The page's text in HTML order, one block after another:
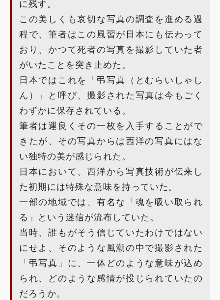
に残す。
この美しくも哀切な写真の調査を進める過
程で、筆者はこの風習が日本にも伝わって
おり、かつて死者の写真を撮影していた者
がいたことを突き止めた。
日本ではこれを「弔写真（とむらいしゃし
ん）」と呼び、撮影された写真は今もごく
わずかに保存されている。
筆者は運良くその一枚を入手することがで
きたが、その写真からは西洋の写真にはな
い独特の美が感じられた。
日本において、西洋から写真技術が伝来し
た初期には特殊な意味を持っていた。
一部の地域では、有名な「魂を吸い取られ
る」という迷信が流布していた。
当時、誰もがそう信じていたわけではない
にせよ、そのような風潮の中で撮影された
「弔写真」に、一体どのような意味が込め
られ、どのような感情が投じられていたの
だろうか。